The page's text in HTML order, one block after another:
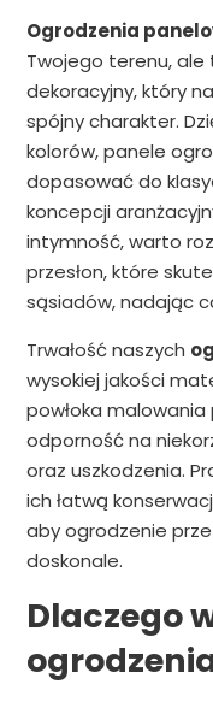
Ogrodzenia
Twojego terenu,
dekoracyjny, który
spójny charakter.
kolorów, panele
dopasować do
koncepcji
intymność, warto
przesłon, które
sąsiadów, nadając
Trwałość naszych
wysokiej jakości
powłoka
odporność na
oraz uszkodzenia.
ich łatwą
aby ogrodzenie
doskonale.
Dlaczego